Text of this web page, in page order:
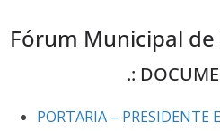
Fórum Municipal de
.:
PORTARIA – PRESIDENTE